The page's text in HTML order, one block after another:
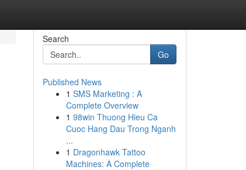
Search
Go
Published News
1 SMS Marketing : A
Complete Overview
1 98win Thuong Hieu Ca
Cuoc Hang Dau Trong Nganh
...
1 Dragonhawk Tattoo
Machines: A Complete